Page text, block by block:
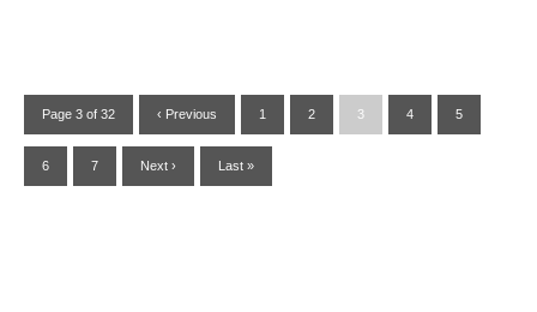
Page 3 of 32 ‹ Previous 1 2 3 4 5
6 7 Next › Last »